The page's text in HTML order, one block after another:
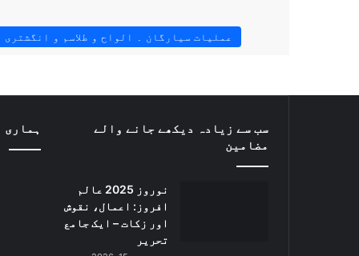
عملیات سیارگان ۔ الواح و طلاسم و انگشتری
سب سے زیادہ دیکھے جانے والے
مضامین
نوروز 2025 عالم
افروز: اعمال، نقوش
اور زکات – ایک جامع
تحریر